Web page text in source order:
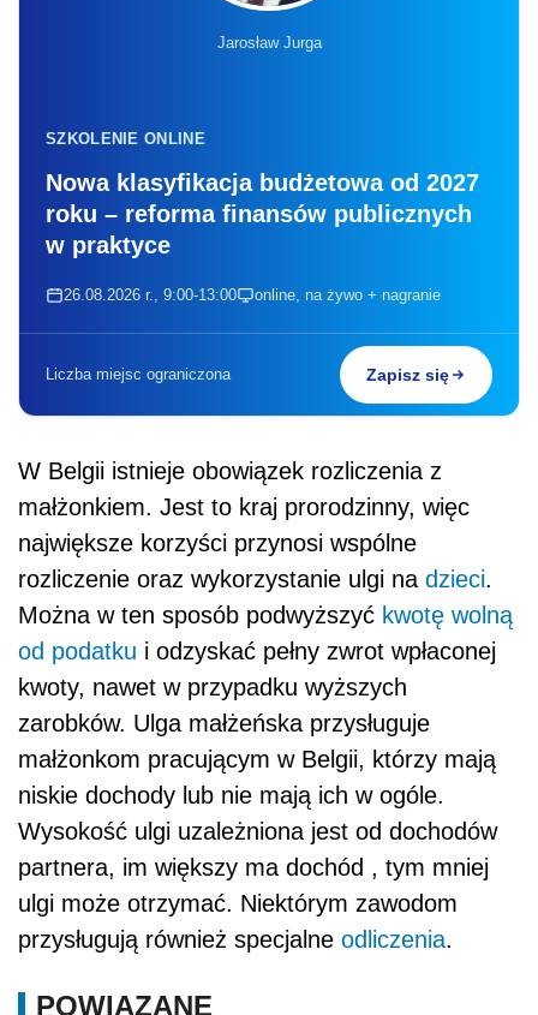
Jarosław Jurga
SZKOLENIE ONLINE
Nowa klasyfikacja budżetowa od 2027
roku – reforma finansów publicznych
w praktyce
26.08.2026 r., 9:00-13:00 online, na żywo + nagranie
Liczba miejsc ograniczona Zapisz się
W Belgii istnieje obowiązek rozliczenia z
małżonkiem. Jest to kraj prorodzinny, więc
największe korzyści przynosi wspólne
rozliczenie oraz wykorzystanie ulgi na dzieci.
Można w ten sposób podwyższyć kwotę wolną
od podatku i odzyskać pełny zwrot wpłaconej
kwoty, nawet w przypadku wyższych
zarobków. Ulga małżeńska przysługuje
małżonkom pracującym w Belgii, którzy mają
niskie dochody lub nie mają ich w ogóle.
Wysokość ulgi uzależniona jest od dochodów
partnera, im większy ma dochód , tym mniej
ulgi może otrzymać. Niektórym zawodom
przysługują również specjalne odliczenia.
POWIĄZANE